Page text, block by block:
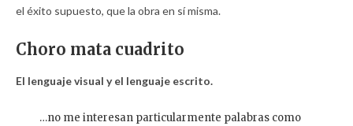
el éxito supuesto, que la obra en sí misma.
Choro mata cuadrito
El lenguaje visual y el lenguaje escrito.
…no me interesan particularmente palabras como